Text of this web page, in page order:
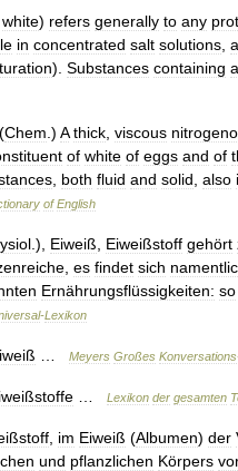
white) refers generally to any
in concentrated salt solutions
). Substances containing
. (Chem .) A thick viscous
of white of eggs and of
both fluid and solid also
of English
.), Eiweiß Eiweißstoff gehört
es findet sich
Ernährungsflüssigkeiten: so
-Lexikon
Meyers Großes Konversations
Lexikon der gesamten
im Eiweiß (Albumen) der
und pflanzlichen Körpers